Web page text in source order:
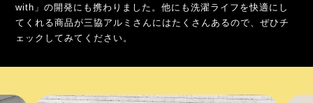
with」の開発にも携わりました。他にも洗濯ライフを快適にし
てくれる商品が三協アルミさんにはたくさんあるので、ぜひチ
ェックしてみてください。